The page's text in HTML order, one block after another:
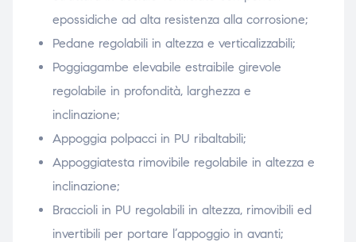
epossidiche ad alta resistenza alla corrosione;
Pedane regolabili in altezza e verticalizzabili;
Poggiagambe elevabile estraibile girevole
regolabile in profondità, larghezza e
inclinazione;
Appoggia polpacci in PU ribaltabili;
Appoggiatesta rimovibile regolabile in altezza e
inclinazione;
Braccioli in PU regolabili in altezza, rimovibili ed
invertibili per portare l’appoggio in avanti;